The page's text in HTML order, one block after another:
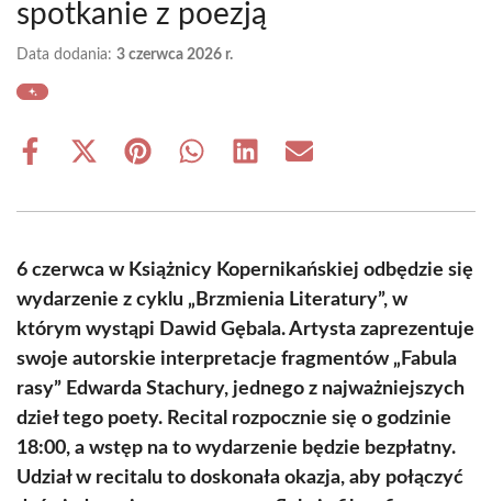
spotkanie z poezją
Data dodania: 3 czerwca 2026 r.
Share
Share
(Twitter)
Share Share Share Share
6 czerwca w Książnicy Kopernikańskiej odbędzie się
wydarzenie z cyklu „Brzmienia Literatury”, w
którym wystąpi Dawid Gębala. Artysta zaprezentuje
swoje autorskie interpretacje fragmentów „Fabula
rasy” Edwarda Stachury, jednego z najważniejszych
dzieł tego poety. Recital rozpocznie się o godzinie
18:00, a wstęp na to wydarzenie będzie bezpłatny.
Udział w recitalu to doskonała okazja, aby połączyć